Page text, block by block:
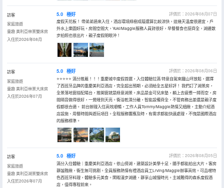
訪客
家庭旅遊
童趣 美利亞林景雙床房
入住於2026年08月
5.0 極好
評價於：2026年08月07日
度假天花板！ 帶弟弟過來入住，酒店環境綠樹成蔭還算比較涼快，這幾天温度很適宜，戶
外水上樂園好玩。房間空間大，Yuki/Maggie服務人員對很好，早餐餐食也挺齊全，湖邊散
步拍照也很出片，親子度假閉眼沖！
訪客
家庭旅遊
童趣 美利亞林景大床房
入住於2026年07月
5.0 極好
評價於：2026年08月06日
⭐⭐⭐⭐⭐ 滿分推薦！！！重慶城中度假首選，入住體驗拉滿 特意自駕來鐵山坪放鬆，選擇
了西班牙品牌的重慶美利亞酒店，完全超出預期，必須給全五星好評！ 我們訂了湖景房，
全景落地窗搭配陽台，推開窗就是綠意湖景。床品是金可兒床墊，躺上去疲憊一掃而空，房
間隔音做得很好，一覺睡到天亮。衞浴乾濕分離，智能設備齊全，不管商務出差還是親子度
假都很合適。 前台辦理入住高效順暢，工作人員Tommy/Maggie熱情又細緻，主動介紹酒
店設施、用餐時間與遊玩項目。全程服務響應及時，有需求都能快速處理，不愧是國際酒店
的服務標準。
訪客
家庭旅遊
童趣 美利亞湖景雙床房
入住於2026年07月
5.0 極好
評價於：2026年08月05日
滿分入住體驗｜重慶美利亞酒店。依山傍湖，建築設計美學十足，隨手都能拍出大片。客房
靜謐雅緻，衞生無可挑剔。全員服務熱情有禮酒店員工Lrving/Maggie辦事高效。可品嚐特
色西班牙料理，體驗多元美食。閑暇漫步湖邊，靜享山城慢時光。主城難得的森系度假酒
店，值得專程前來。